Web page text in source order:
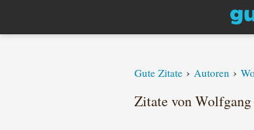
Gute Zitate › Autoren ›
Zitate von